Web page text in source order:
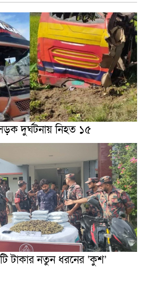
দুর্ঘটনায় নিহত ১৫
টাকার নতুন ধরনের ‘কুশ’